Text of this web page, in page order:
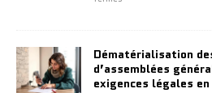
Dématérialisation
d’assemblées
exigences légales